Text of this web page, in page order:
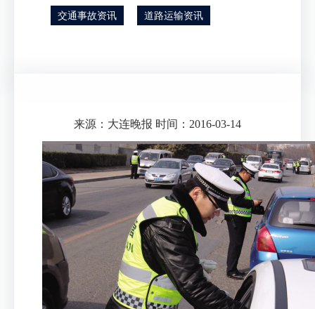
交通事故资讯 道路运输资讯
来源：大连晚报 时间：2016-03-14